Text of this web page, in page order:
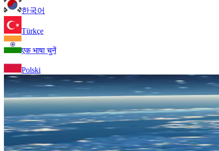
한국어
Türkçe
एक भाषा चुनें
Polski